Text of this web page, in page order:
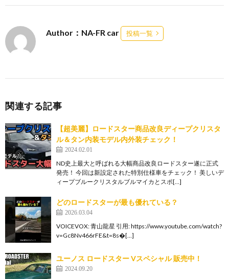
Author：NA-FR car 投稿一覧
関連する記事
【超美麗】ロードスター商品改良ディープクリスタ
ル＆タン内装モデル内外装チェック！
2024.02.01
ND史上最大と呼ばれる大幅商品改良ロードスター遂に正式
発売！ 今回は新設定された特別仕様車をチェック！ 美しいデ
ィープブルークリスタルブルマイカとスポ[…]
どのロードスターが最も優れている？
2026.03.04
VOICEVOX: 青山龍星 引用: https://www.youtube.com/watch?
v=Gc8Nv466rFE&t=8s�[…]
ユーノス ロードスター Vスペシャル 販売中！
2024.09.20